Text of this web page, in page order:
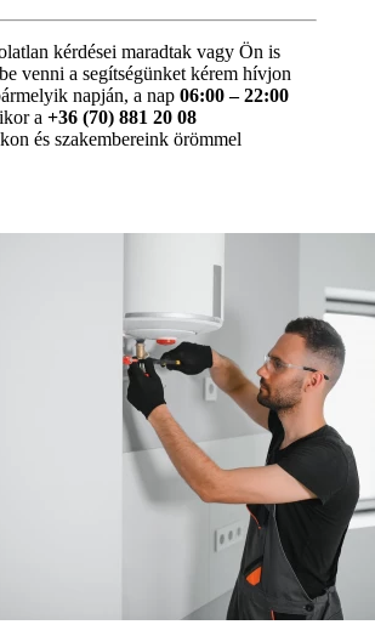
kérdései maradtak vagy Ön is
venni a segítségünket kérem hívjon
napján, a nap 06:00 – 22:00
a +36 (70) 881 20 08
és szakembereink örömmel